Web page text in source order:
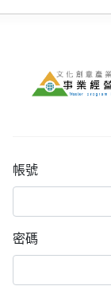
帳號
密碼